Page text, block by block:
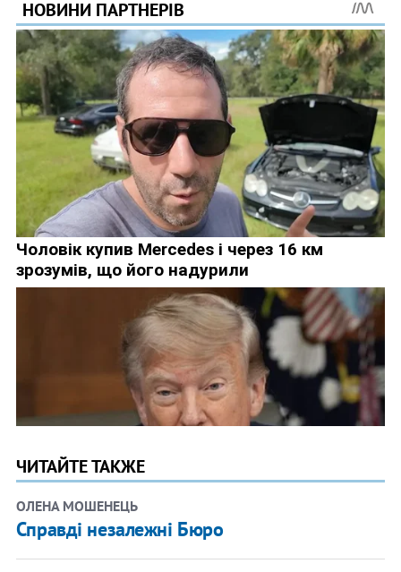
ЧИТАЙТЕ ТАКЖЕ
ОЛЕНА МОШЕНЕЦЬ
Справді незалежні Бюро